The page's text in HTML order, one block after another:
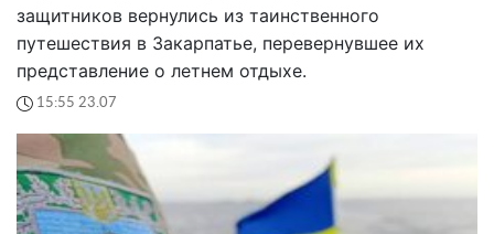
защитников вернулись из таинственного
путешествия в Закарпатье, перевернувшее их
представление о летнем отдыхе.
15:55 23.07